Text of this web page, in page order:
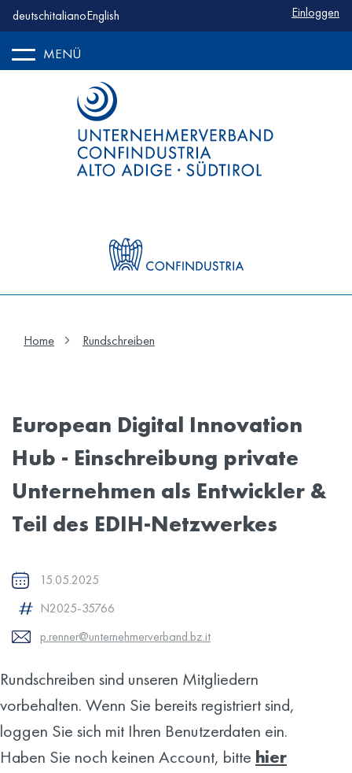
deutschitalianoEnglish Einloggen
MENÜ
Home Rundschreiben
European Digital Innovation
Hub - Einschreibung private
Unternehmen als Entwickler &
Teil des EDIH-Netzwerkes
15.05.2025
N2025-35766
p.renner@unternehmerverband.bz.it
Rundschreiben sind unseren Mitgliedern
vorbehalten. Wenn Sie bereits registriert sind,
loggen Sie sich mit Ihren Benutzerdaten ein.
Haben Sie noch keinen Account, bitte hier